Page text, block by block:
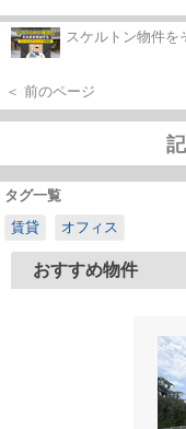
スケルトン物件を
＜ 前のページ
タグ一覧
賃貸
オフィス
おすすめ物件